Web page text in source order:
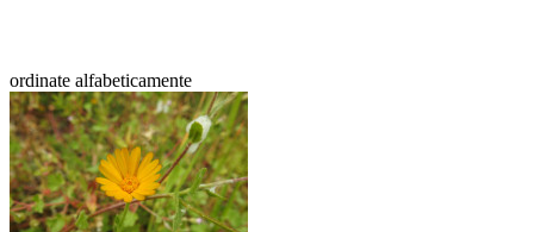
ordinate alfabeticamente